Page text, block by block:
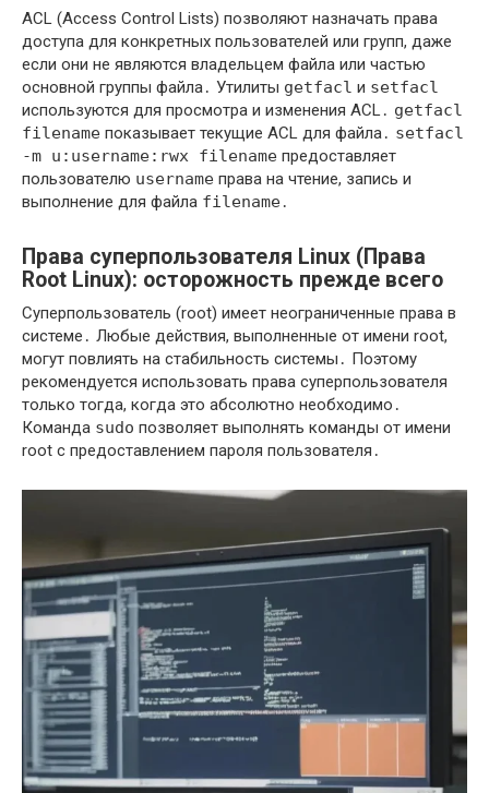
ACL (Access Control Lists) позволяют назначать права
доступа для конкретных пользователей или групп, даже
если они не являются владельцем файла или частью
основной группы файла․ Утилиты getfacl и setfacl
используются для просмотра и изменения ACL․ getfacl
filename показывает текущие ACL для файла․ setfacl
-m u:username:rwx filename предоставляет
пользователю username права на чтение, запись и
выполнение для файла filename․
Права суперпользователя Linux (Права
Root Linux): осторожность прежде всего
Суперпользователь (root) имеет неограниченные права в
системе․ Любые действия, выполненные от имени root,
могут повлиять на стабильность системы․ Поэтому
рекомендуется использовать права суперпользователя
только тогда, когда это абсолютно необходимо․
Команда sudo позволяет выполнять команды от имени
root с предоставлением пароля пользователя․